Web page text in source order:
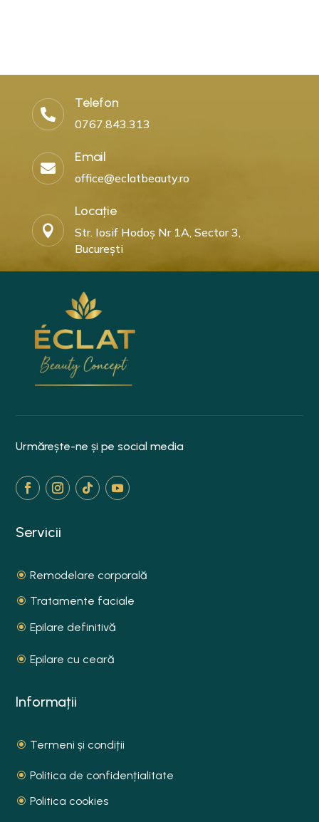

Telefon
0767.843.313

Email
office@eclatbeauty.ro

Locație
Str. Iosif Hodoș Nr 1A, Sector 3,
București
Urmărește-ne și pe social media
Servicii
Remodelare corporală
Tratamente faciale
Epilare definitivă
Epilare cu ceară
Informații
Termeni și condiții
Politica de confidențialitate
Politica cookies